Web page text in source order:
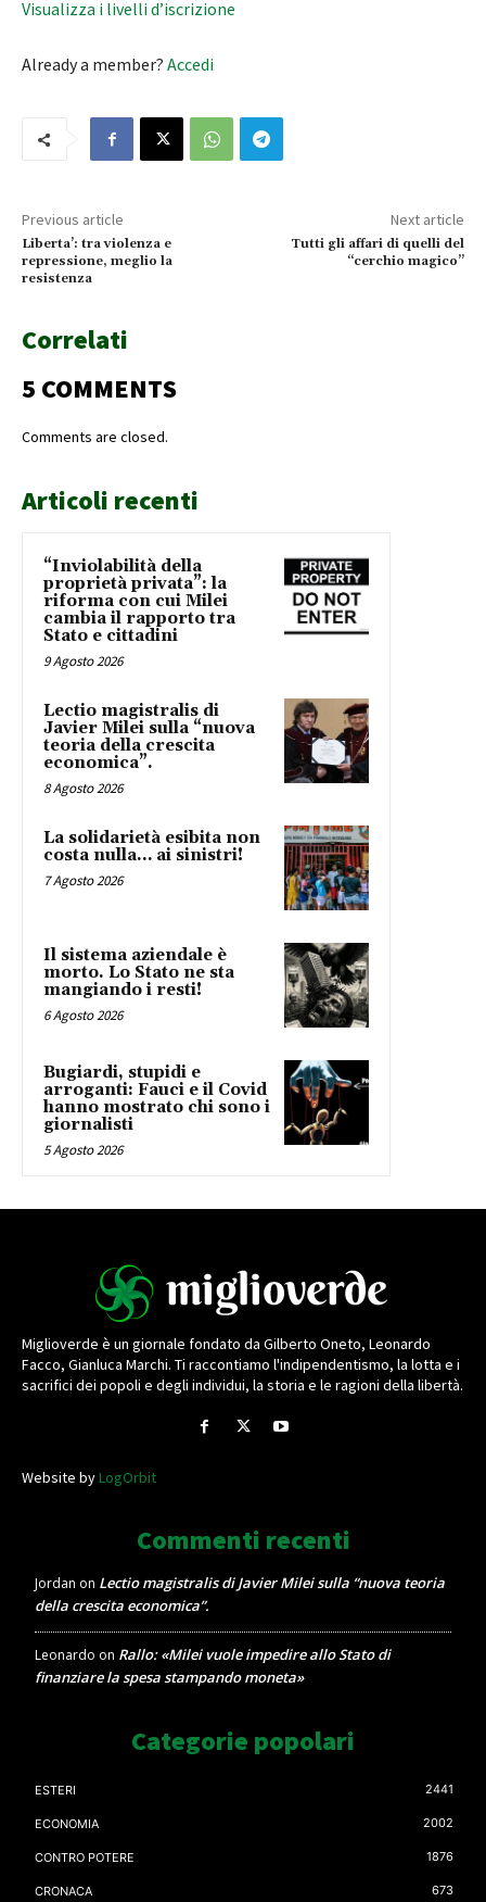
Visualizza i livelli d’iscrizione
Already a member? Accedi
Previous article
Liberta’: tra violenza e
repressione, meglio la
resistenza
Next article
Tutti gli affari di quelli del
“cerchio magico”
Correlati
5 COMMENTS
Comments are closed.
Articoli recenti
“Inviolabilità della
proprietà privata”: la
riforma con cui Milei
cambia il rapporto tra
Stato e cittadini
9 Agosto 2026
Lectio magistralis di
Javier Milei sulla “nuova
teoria della crescita
economica”.
8 Agosto 2026
La solidarietà esibita non
costa nulla… ai sinistri!
7 Agosto 2026
Il sistema aziendale è
morto. Lo Stato ne sta
mangiando i resti!
6 Agosto 2026
Bugiardi, stupidi e
arroganti: Fauci e il Covid
hanno mostrato chi sono i
giornalisti
5 Agosto 2026
Miglioverde è un giornale fondato da Gilberto Oneto, Leonardo
Facco, Gianluca Marchi. Ti raccontiamo l'indipendentismo, la lotta e i
sacrifici dei popoli e degli individui, la storia e le ragioni della libertà.
Website byLogOrbit
Commenti recenti
Jordan on Lectio magistralis di Javier Milei sulla “nuova teoria
della crescita economica”.
Leonardo on Rallo: «Milei vuole impedire allo Stato di
finanziare la spesa stampando moneta»
Categorie popolari
ESTERI 2441
ECONOMIA 2002
CONTRO POTERE 1876
CRONACA 673